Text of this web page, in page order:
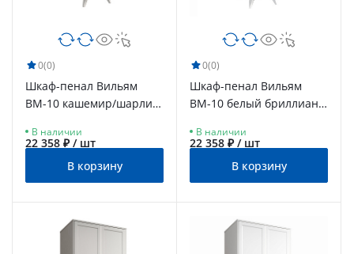
0(0)
Шкаф-пенал Вильям
ВМ-10 кашемир/шарли
В наличии
22 358 ₽ / шт
В корзину
0(0)
Шкаф-пенал Вильям
ВМ-10 белый бриллиант/
В наличии
22 358 ₽ / шт
В корзину